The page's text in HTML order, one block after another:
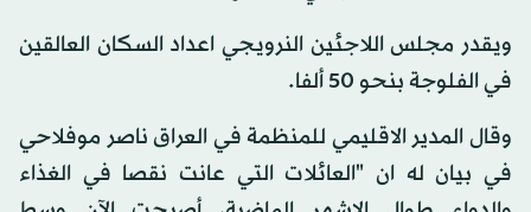
ويقدر مجلس اللاجئين النرويجي اعداد السكان العالقين
في الفلوجة بنحو 50 ألفا.
وقال المدير الاقليمي للمنظمة في العراق ناصر موفلاحي
في بيان له ان "العائلات التي عانت نقصا في الغذاء